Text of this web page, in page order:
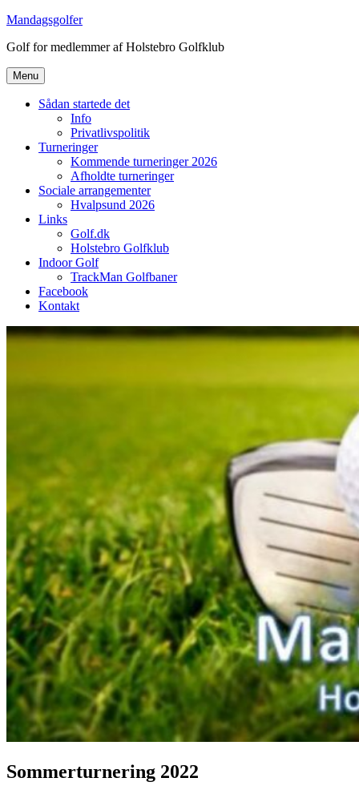
Videre
indhold
Mandagsgolfer
Golf for medlemmer af Holstebro Golfklub
Menu
Sådan startede det
Info
Privatlivspolitik
Turneringer
Kommende turneringer 2026
Afholdte turneringer
Sociale arrangementer
Hvalpsund 2026
Links
Golf.dk
Holstebro Golfklub
Indoor Golf
TrackMan Golfbaner
Facebook
Kontakt
Sommerturnering 2022